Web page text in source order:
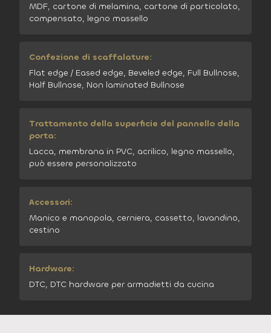
MDF, cartone di melamina, cartone di particolato,
compensato, legno massello
Confezione di scaffalature:
Flat edge / Eased edge, Beveled edge, Full Bullnose,
Half Bullnose, Non laminated Bullnose
Trattamento della superficie del pannello della
porta:
Lacca, membrana in PVC, acrilico, legno massello,
può essere personalizzato
Accessori:
Manico e manopola, cerniera, cassetto, lavandino,
cestino
Hardware:
DTC, DTC hardware per armadietti da cucina